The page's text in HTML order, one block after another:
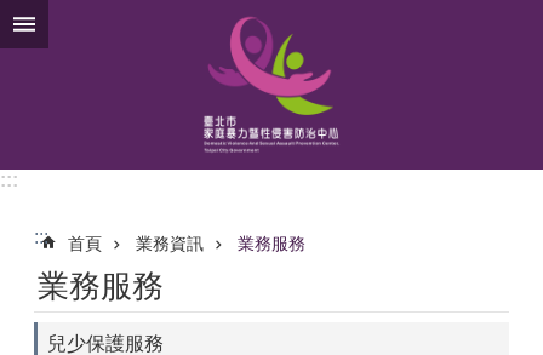
跳到主要內容區塊
:::
::: 首頁 業務資訊 業務服務
業務服務
兒少保護服務